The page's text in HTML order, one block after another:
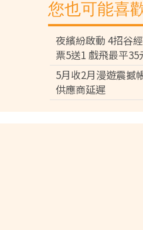
您也可能喜
夜繽紛啟動 4招谷
票5送1 戲飛最平
5月收2月漫遊震撼
供應商延遲